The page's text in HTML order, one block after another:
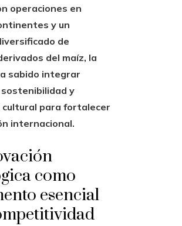
operaciones en
y un
de
del maíz, la
sabido integrar
y
cultural para fortalecer
internacional.
como
esencial